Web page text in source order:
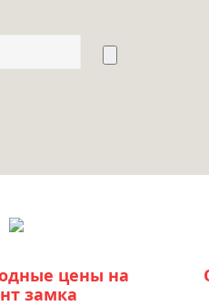
цены на
замка